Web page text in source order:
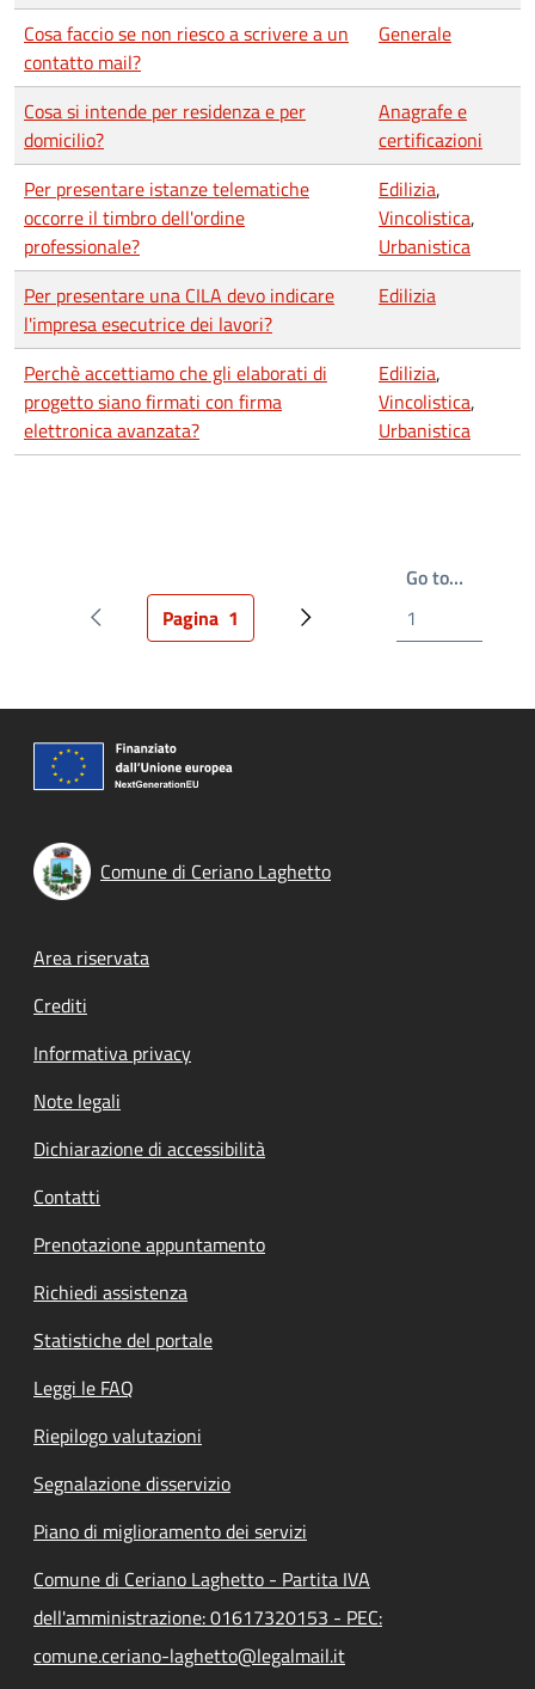
Cosa faccio se non riesco a scrivere a un
contatto mail?
Generale
Cosa si intende per residenza e per
domicilio?
Anagrafe e
certificazioni
Per presentare istanze telematiche
occorre il timbro dell'ordine
professionale?
Edilizia,
Vincolistica,
Urbanistica
Per presentare una CILA devo indicare
l'impresa esecutrice dei lavori?
Edilizia
Perchè accettiamo che gli elaborati di
progetto siano firmati con firma
elettronica avanzata?
Edilizia,
Vincolistica,
Urbanistica
Pagina precedentePagina attuale
Pagina 1 Prossima pagina
Go to…
Comune di Ceriano Laghetto
Footer menu
Area riservata
Crediti
Informativa privacy
Note legali
Dichiarazione di accessibilità
Contatti
Prenotazione appuntamento
Richiedi assistenza
Statistiche del portale
Leggi le FAQ
Riepilogo valutazioni
Segnalazione disservizio
Piano di miglioramento dei servizi
Comune di Ceriano Laghetto - Partita IVA
dell'amministrazione: 01617320153 - PEC:
comune.ceriano-laghetto@legalmail.it